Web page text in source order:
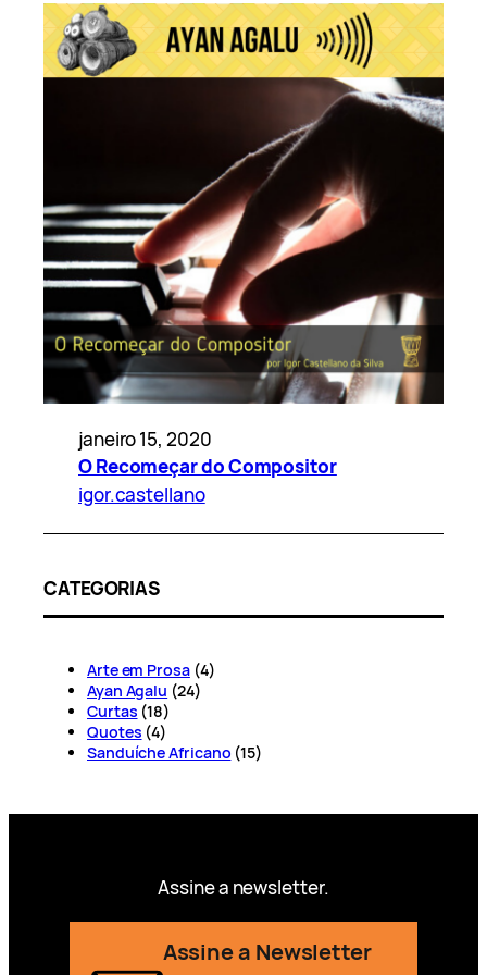
janeiro 15, 2020
O Recomeçar do Compositor
igor.castellano
CATEGORIAS
Arte em Prosa(4)
Ayan Agalu (24)
Curtas (18)
Quotes (4)
Sanduíche Africano (15)
Assine a newsletter.
Assine a Newsletter